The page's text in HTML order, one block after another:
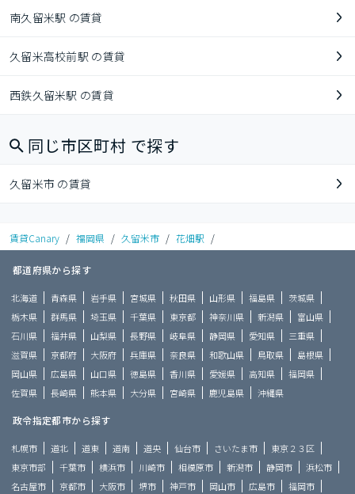
南久留米駅 の賃貸
久留米高校前駅 の賃貸
西鉄久留米駅 の賃貸
同じ市区町村 で探す
久留米市 の賃貸
賃貸Canary / 福岡県 / 久留米市 / 花畑駅 /
都道府県から探す
北海道 青森県 岩手県 宮城県 秋田県 山形県 福島県
茨城県
栃木県
群馬県 埼玉県 千葉県 東京都 神奈川県 新潟県
富山県
石川県
福井県 山梨県 長野県 岐阜県 静岡県 愛知県
三重県
滋賀県
京都府 大阪府 兵庫県 奈良県 和歌山県 鳥取県
島根県
岡山県
広島県 山口県 徳島県 香川県 愛媛県 高知県
福岡県
佐賀県
長崎県 熊本県 大分県 宮崎県 鹿児島県 沖縄県
政令指定都市から探す
札幌市 道北 道東 道南 道央 仙台市 さいたま市
東京２３区
東京市部
千葉市 横浜市 川崎市 相模原市 新潟市 静岡市
浜松市
名古屋市
京都市 大阪市 堺市 神戸市 岡山市 広島市 福岡市